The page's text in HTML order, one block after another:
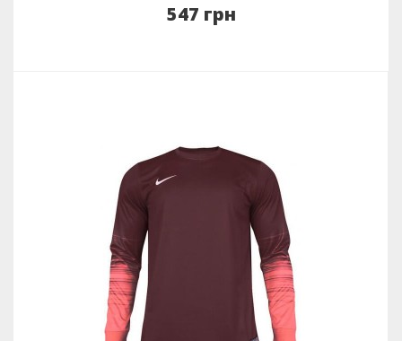
547 грн